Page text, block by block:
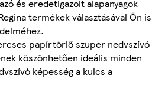
és eredetigazolt alapanyagok
termékek választásával Ön is
papírtörlő szuper nedvszívó
köszönhetően ideális minden
képesség a kulcs a